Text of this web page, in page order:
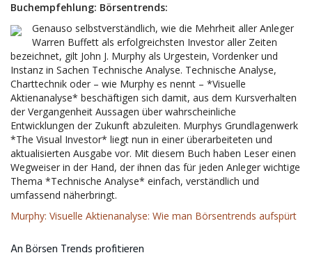
Buchempfehlung: Börsentrends:
Genauso selbstverständlich, wie die Mehrheit aller Anleger
Warren Buffett als erfolgreichsten Investor aller Zeiten
bezeichnet, gilt John J. Murphy als Urgestein, Vordenker und
Instanz in Sachen Technische Analyse. Technische Analyse,
Charttechnik oder – wie Murphy es nennt – *Visuelle
Aktienanalyse* beschäftigen sich damit, aus dem Kursverhalten
der Vergangenheit Aussagen über wahrscheinliche
Entwicklungen der Zukunft abzuleiten. Murphys Grundlagenwerk
*The Visual Investor* liegt nun in einer überarbeiteten und
aktualisierten Ausgabe vor. Mit diesem Buch haben Leser einen
Wegweiser in der Hand, der ihnen das für jeden Anleger wichtige
Thema *Technische Analyse* einfach, verständlich und
umfassend näherbringt.
Murphy: Visuelle Aktienanalyse: Wie man Börsentrends aufspürt
An Börsen Trends profitieren